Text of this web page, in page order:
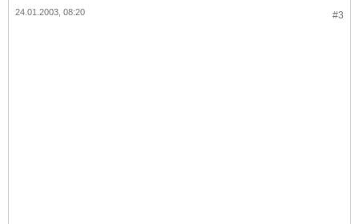
#3
24.01.2003, 08:20